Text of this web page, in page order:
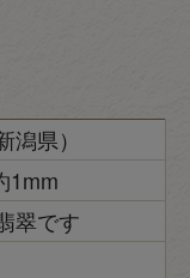
県）
1mm
翠です